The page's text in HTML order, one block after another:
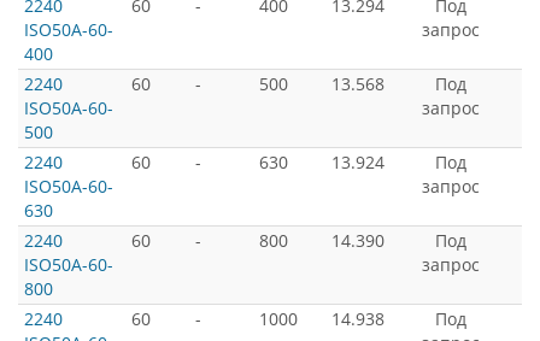
2240
ISO50A-60-
400
60 - 400 13.294
Под
запрос
2240
ISO50A-60-
500
60 - 500 13.568
Под
запрос
2240
ISO50A-60-
630
60 - 630 13.924
Под
запрос
2240
ISO50A-60-
800
60 - 800 14.390
Под
запрос
2240
60 - 1000 14.938
Под